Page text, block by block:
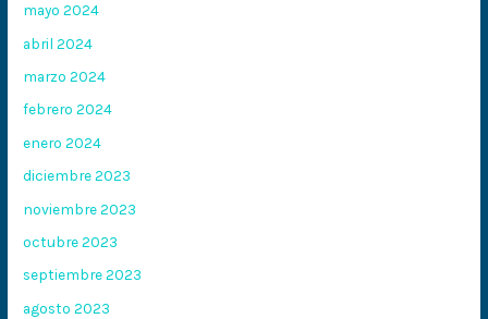
mayo 2024
abril 2024
marzo 2024
febrero 2024
enero 2024
diciembre 2023
noviembre 2023
octubre 2023
septiembre 2023
agosto 2023